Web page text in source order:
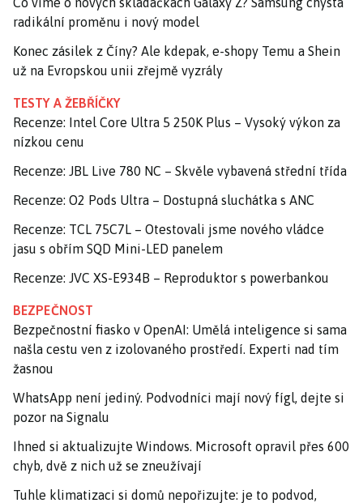
radikální proměnu i nový model
Konec zásilek z Číny? Ale kdepak, e-shopy Temu a Shein
už na Evropskou unii zřejmě vyzrály
TESTY A ŽEBŘÍČKY
Recenze: Intel Core Ultra 5 250K Plus – Vysoký výkon za
nízkou cenu
Recenze: JBL Live 780 NC – Skvěle vybavená střední třída
Recenze: O2 Pods Ultra – Dostupná sluchátka s ANC
Recenze: TCL 75C7L – Otestovali jsme nového vládce
jasu s obřím SQD Mini-LED panelem
Recenze: JVC XS-E934B – Reproduktor s powerbankou
BEZPEČNOST
Bezpečnostní fiasko v OpenAI: Umělá inteligence si sama
našla cestu ven z izolovaného prostředí. Experti nad tím
žasnou
WhatsApp není jediný. Podvodníci mají nový fígl, dejte si
pozor na Signalu
Ihned si aktualizujte Windows. Microsoft opravil přes 600
chyb, dvě z nich už se zneužívají
Tuhle klimatizaci si domů nepořizujte: je to podvod,